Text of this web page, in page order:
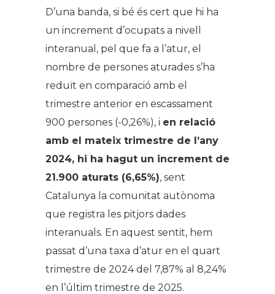
D’una banda, si bé és cert que hi ha
un increment d’ocupats a nivell
interanual, pel que fa a l’atur, el
nombre de persones aturades s’ha
reduït en comparació amb el
trimestre anterior en escassament
900 persones (-0,26%), i en relació
amb el mateix trimestre de l’any
2024, hi ha hagut un increment de
21.900 aturats (6,65%), sent
Catalunya la comunitat autònoma
que registra les pitjors dades
interanuals. En aquest sentit, hem
passat d’una taxa d’atur en el quart
trimestre de 2024 del 7,87% al 8,24%
en l’últim trimestre de 2025.